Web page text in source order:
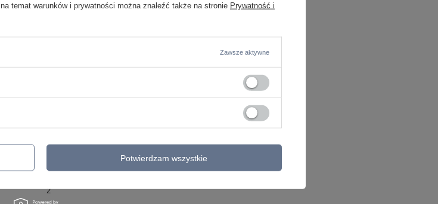
N/A
2
temat warunków i prywatności można znaleźć także na stronie Prywatność i
Zawsze aktywne
Potwierdzam wszystkie